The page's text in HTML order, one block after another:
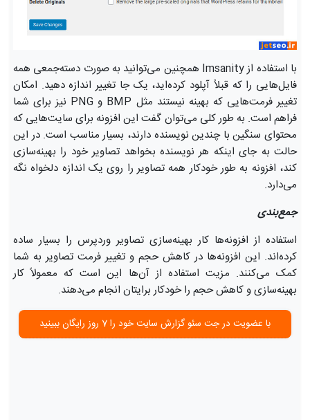
با استفاده از Imsanity همچنین می‌توانید به‌ صورت دسته‌جمعی همه
فایل‌هایی را که قبلاً آپلود کرده‌اید، یک جا تغییر اندازه دهید. امکان
تغییر فرمت‌هایی که بهینه نیستند مثل BMP و PNG نیز برای شما
فراهم است. به طور کلی می‌توان گفت این افزونه برای سایت‌هایی که
محتوای سنگین با چندین نویسنده دارند، بسیار مناسب است. در این
حالت به ‌جای اینکه هر نویسنده بخواهد تصاویر خود را بهینه‌سازی
کند، افزونه به طور خودکار همه تصاویر را روی یک اندازه دلخواه نگه
می‌دارد.
جمع‌بندی
استفاده از افزونه‌ها کار بهینه‌سازی تصاویر وردپرس را بسیار ساده
کرده‌اند. این افزونه‌ها در کاهش حجم و تغییر فرمت تصاویر به شما
کمک می‌کنند. مزیت استفاده از آن‌ها این است که معمولاً کار
بهینه‌سازی و کاهش حجم را خودکار برایتان انجام می‌دهند.
با عضویت در جت سئو گزارش سایت خود را 7 روز رایگان ببینید